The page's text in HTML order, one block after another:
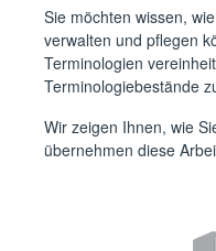
Sie möchten wissen,
verwalten und pflegen
Terminologien
Terminologiebestände
Wir zeigen Ihnen, wie
übernehmen diese